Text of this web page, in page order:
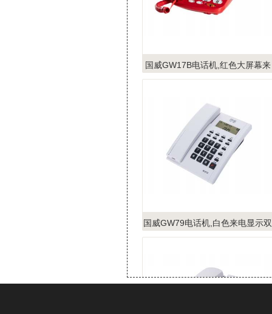
国威GW17B电话机,红色大屏幕来
国威GW79电话机,白色来电显示双